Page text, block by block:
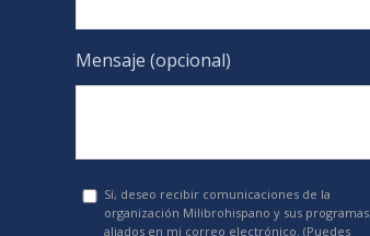
Mensaje (opcional)
Sí, deseo recibir comunicaciones de la
organización Milibrohispano y sus programas
aliados en mi correo electrónico. (Puedes